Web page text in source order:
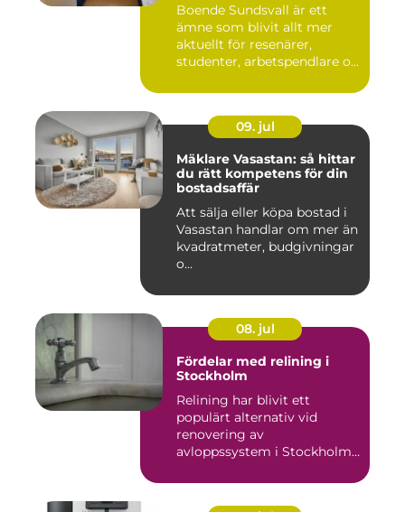
Boende Sundsvall är ett
ämne som blivit allt mer
aktuellt för resenärer,
studenter, arbetspendlare o...
09. jul
Mäklare Vasastan: så hittar
du rätt kompetens för din
bostadsaffär
Att sälja eller köpa bostad i
Vasastan handlar om mer än
kvadratmeter, budgivningar
o...
08. jul
Fördelar med relining i
Stockholm
Relining har blivit ett
populärt alternativ vid
renovering av
avloppssystem i Stockholm.